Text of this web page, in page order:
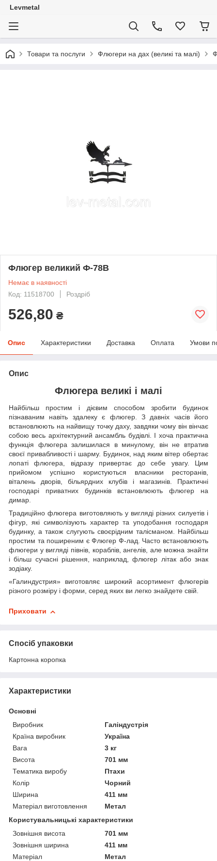
Levmetal
Товари та послуги Флюгери на дах (великі та малі)
Флюгер великий Ф-78В
Немає в наявності
Код: 11518700
Роздріб
526,80 ₴
Опис Характеристики Доставка Оплата Умови
Опис
Флюгера великі і малі
Найбільш простим і дієвим способом зробити будинок
пізнаваним навіть здалеку є флюгер. З давніх часів його
встановлюють на найвищу точку даху, завдяки чому він вінчає
собою весь архітектурний ансамбль будівлі. І хоча практична
функція флюгера залишилася в минулому, він не втратив
своєї привабливості і шарму. Будинок, над яким вітер обертає
лопаті флюгера, відразу привертає до себе увагу. Цим
прийомом успішно користуються власники ресторанів,
віталень дворів, більярдних клубів і магазинів. Практичні
господарі приватних будинків встановлюють флюгер на
димар.
Традиційно флюгера виготовляють у вигляді різних силуетів і
фігур, які символізують характер та уподобання господаря
будинку, а також слугують своєрідним талісманом. Найбільш
простим та поширеним є Флюгер Ф-лад. Часто встановлюють
флюгери у вигляді півнів, кораблів, ангелів, але можна знайти
і більш сучасні рішення, наприклад, флюгер літак або знак
зодіаку.
«Галиндустрия» виготовляє широкий асортимент флюгерів
різного розміру і форми, серед яких ви легко знайдете свій.
Приховати
Спосіб упаковки
Картонна коропка
Характеристики
Основні
Виробник
Галіндустрія
Країна виробник
Україна
Вага
3 кг
Висота
701 мм
Тематика виробу
Птахи
Колір
Чорний
Ширина
411 мм
Матеріал виготовлення
Метал
Користувальницькі характеристики
Зовнішня висота
701 мм
Зовнішня ширина
411 мм
Матеріал
Метал